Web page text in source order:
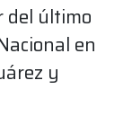
del último
en
y